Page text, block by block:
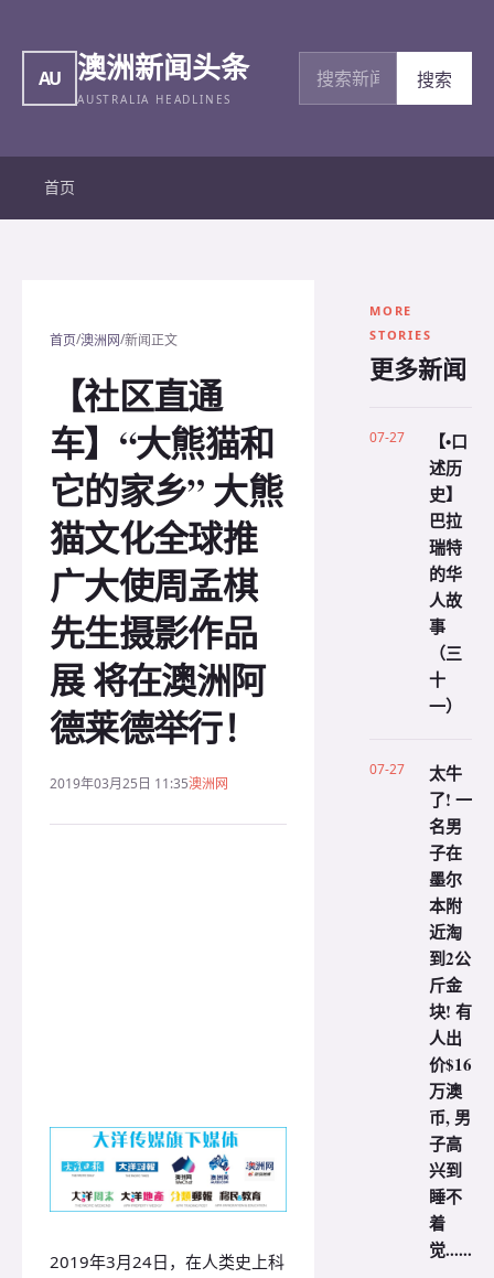
AU 澳洲新闻头条
AUSTRALIA HEADLINES
搜索新闻
搜索
首页
首页/澳洲网/新闻正文
【社区直通
车】“大熊猫和
它的家乡” 大熊
猫文化全球推
广大使周孟棋
先生摄影作品
展 将在澳洲阿
德莱德举行！
2019年03月25日 11:35澳洲网
2019年3月24日，在人类史上科
MORE
STORIES
更多新闻
07-27
【•口
述历
史】
巴拉
瑞特
的华
人故
事
（三
十
一）
07-27
太牛
了! 一
名男
子在
墨尔
本附
近淘
到2公
斤金
块! 有
人出
价$16
万澳
币, 男
子高
兴到
睡不
着
觉......